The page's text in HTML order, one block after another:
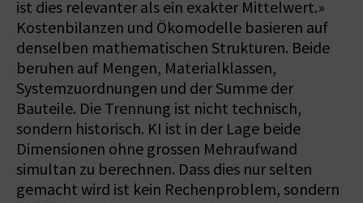
ist dies relevanter als ein exakter Mittelwert.»
Kostenbilanzen und Ökomodelle basieren auf
denselben mathematischen Strukturen. Beide
beruhen auf Mengen, Materialklassen,
Systemzuordnungen und der Summe der
Bauteile. Die Trennung ist nicht technisch,
sondern historisch. KI ist in der Lage beide
Dimensionen ohne grossen Mehraufwand
simultan zu berechnen. Dass dies nur selten
gemacht wird ist kein Rechenproblem, sondern